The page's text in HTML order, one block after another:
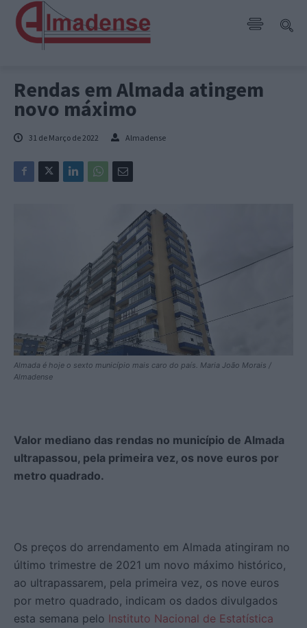
Rendas em Almada atingem
novo máximo
31 de Março de 2022 Almadense
Almada é hoje o sexto município mais caro do país. Maria João Morais /
Almadense
Valor mediano das rendas no município de Almada
ultrapassou, pela primeira vez, os nove euros por
metro quadrado.
Os preços do arrendamento em Almada atingiram no
último trimestre de 2021 um novo máximo histórico,
ao ultrapassarem, pela primeira vez, os nove euros
por metro quadrado, indicam os dados divulgados
esta semana pelo Instituto Nacional de Estatística